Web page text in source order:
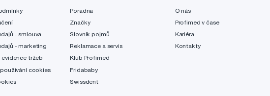
- smlouva
- marketing
tržeb
cookies
Poradna
Značky
Slovník pojmů
Reklamace a servis
Klub Profimed
Fridababy
Swissdent
O nás
Profimed v čase
Kariéra
Kontakty